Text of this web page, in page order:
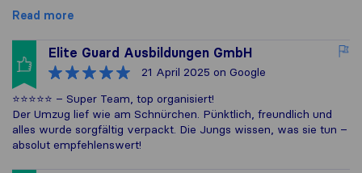
Read more
Elite Guard Ausbildungen GmbH
21 April 2025 on Google
⭐️⭐️⭐️⭐️⭐️ – Super Team, top organisiert!
Der Umzug lief wie am Schnürchen. Pünktlich, freundlich und
alles wurde sorgfältig verpackt. Die Jungs wissen, was sie tun –
absolut empfehlenswert!